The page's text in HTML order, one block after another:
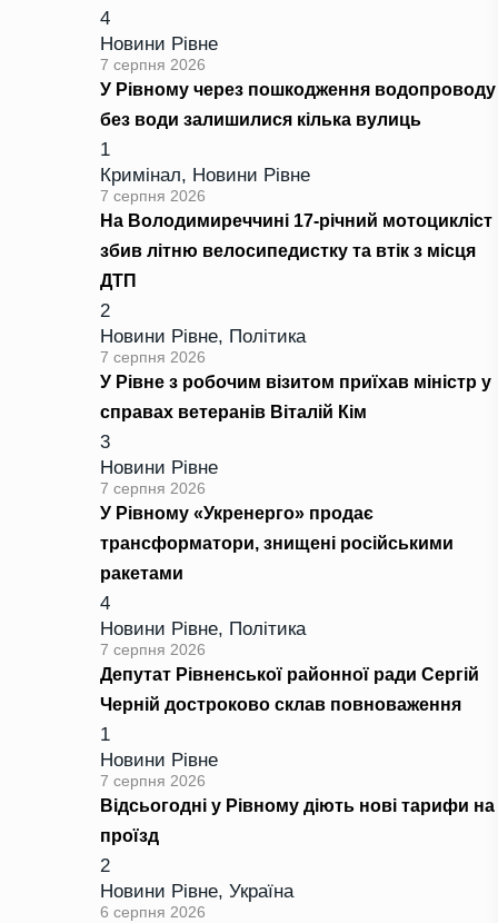
4
Новини Рівне
7 серпня 2026
У Рівному через пошкодження водопроводу
без води залишилися кілька вулиць
1
Кримінал, Новини Рівне
7 серпня 2026
На Володимиреччині 17-річний мотоцикліст
збив літню велосипедистку та втік з місця
ДТП
2
Новини Рівне, Політика
7 серпня 2026
У Рівне з робочим візитом приїхав міністр у
справах ветеранів Віталій Кім
3
Новини Рівне
7 серпня 2026
У Рівному «Укренерго» продає
трансформатори, знищені російськими
ракетами
4
Новини Рівне, Політика
7 серпня 2026
Депутат Рівненської районної ради Сергій
Черній достроково склав повноваження
1
Новини Рівне
7 серпня 2026
Відсьогодні у Рівному діють нові тарифи на
проїзд
2
Новини Рівне, Україна
6 серпня 2026